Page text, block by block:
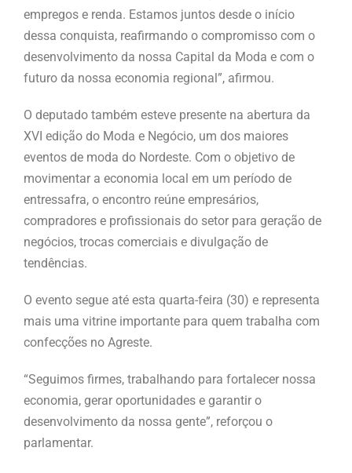
empregos e renda. Estamos juntos desde o início
dessa conquista, reafirmando o compromisso com o
desenvolvimento da nossa Capital da Moda e com o
futuro da nossa economia regional”, afirmou.
O deputado também esteve presente na abertura da
XVI edição do Moda e Negócio, um dos maiores
eventos de moda do Nordeste. Com o objetivo de
movimentar a economia local em um período de
entressafra, o encontro reúne empresários,
compradores e profissionais do setor para geração de
negócios, trocas comerciais e divulgação de
tendências.
O evento segue até esta quarta-feira (30) e representa
mais uma vitrine importante para quem trabalha com
confecções no Agreste.
“Seguimos firmes, trabalhando para fortalecer nossa
economia, gerar oportunidades e garantir o
desenvolvimento da nossa gente”, reforçou o
parlamentar.